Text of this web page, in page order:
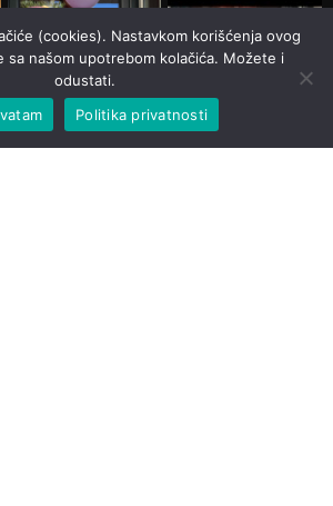
(cookies). Nastavkom korišćenja ovog
sa našom upotrebom kolačića. Možete i
odustati.
Politika privatnosti